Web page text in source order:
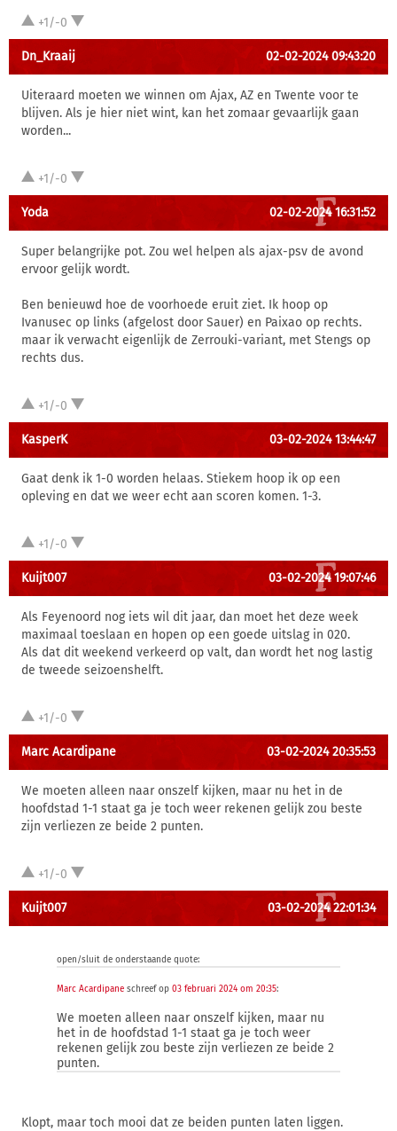
+1/-0
Dn_Kraaij 02-02-2024 09:43:20
Uiteraard moeten we winnen om Ajax, AZ en Twente voor te
blijven. Als je hier niet wint, kan het zomaar gevaarlijk gaan
worden...
+1/-0
Yoda 02-02-2024 16:31:52
Super belangrijke pot. Zou wel helpen als ajax-psv de avond
ervoor gelijk wordt.
Ben benieuwd hoe de voorhoede eruit ziet. Ik hoop op
Ivanusec op links (afgelost door Sauer) en Paixao op rechts.
maar ik verwacht eigenlijk de Zerrouki-variant, met Stengs op
rechts dus.
+1/-0
KasperK 03-02-2024 13:44:47
Gaat denk ik 1-0 worden helaas. Stiekem hoop ik op een
opleving en dat we weer echt aan scoren komen. 1-3.
+1/-0
Kuijt007 03-02-2024 19:07:46
Als Feyenoord nog iets wil dit jaar, dan moet het deze week
maximaal toeslaan en hopen op een goede uitslag in 020.
Als dat dit weekend verkeerd op valt, dan wordt het nog lastig
de tweede seizoenshelft.
+1/-0
Marc Acardipane 03-02-2024 20:35:53
We moeten alleen naar onszelf kijken, maar nu het in de
hoofdstad 1-1 staat ga je toch weer rekenen gelijk zou beste
zijn verliezen ze beide 2 punten.
+1/-0
Kuijt007 03-02-2024 22:01:34
open/sluit de onderstaande quote:
Marc Acardipane schreef op 03 februari 2024 om 20:35:
We moeten alleen naar onszelf kijken, maar nu
het in de hoofdstad 1-1 staat ga je toch weer
rekenen gelijk zou beste zijn verliezen ze beide 2
punten.
Klopt, maar toch mooi dat ze beiden punten laten liggen.